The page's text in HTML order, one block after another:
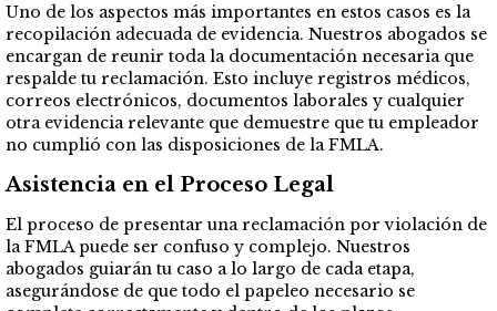
Uno de los aspectos más importantes en estos casos es la
recopilación adecuada de evidencia. Nuestros abogados se
encargan de reunir toda la documentación necesaria que
respalde tu reclamación. Esto incluye registros médicos,
correos electrónicos, documentos laborales y cualquier
otra evidencia relevante que demuestre que tu empleador
no cumplió con las disposiciones de la FMLA.
Asistencia en el Proceso Legal
El proceso de presentar una reclamación por violación de
la FMLA puede ser confuso y complejo. Nuestros
abogados guiarán tu caso a lo largo de cada etapa,
asegurándose de que todo el papeleo necesario se